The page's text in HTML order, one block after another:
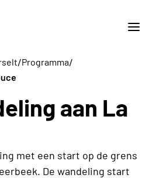
/Programma/
aan La
met een start op de grens
De wandeling start